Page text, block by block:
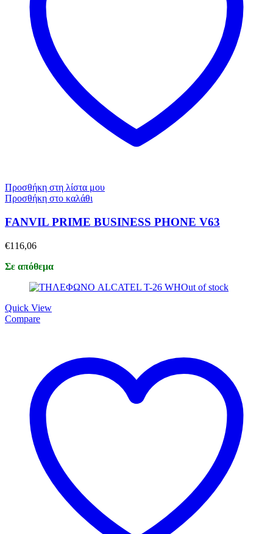
Προσθήκη στη λίστα μου
Προσθήκη στο καλάθι
FANVIL PRIME BUSINESS PHONE V63
€116,06
Σε απόθεμα
Out of stock
Quick View
Compare